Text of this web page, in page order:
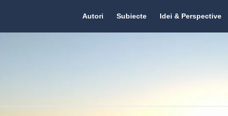
Citate.ro
Autori Subiecte Idei & Perspective